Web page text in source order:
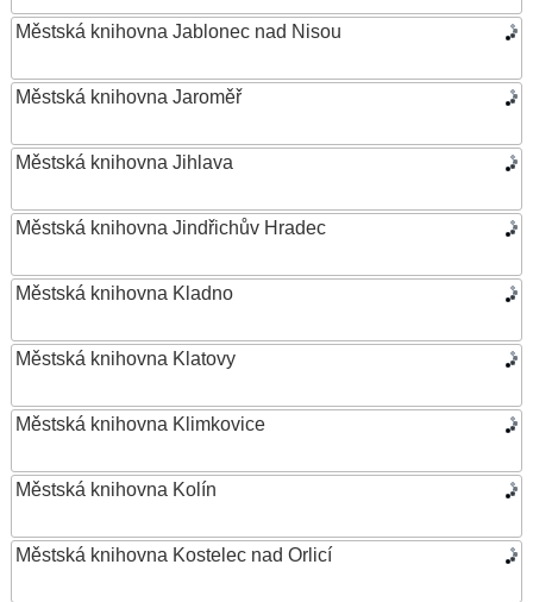
Městská knihovna Jablonec nad Nisou
Městská knihovna Jaroměř
Městská knihovna Jihlava
Městská knihovna Jindřichův Hradec
Městská knihovna Kladno
Městská knihovna Klatovy
Městská knihovna Klimkovice
Městská knihovna Kolín
Městská knihovna Kostelec nad Orlicí